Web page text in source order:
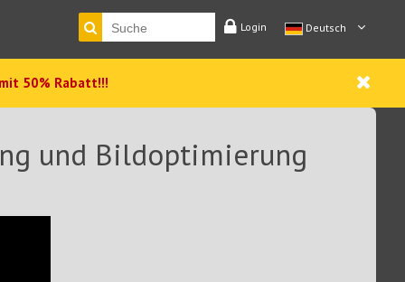
Login Deutsch
50% Rabatt!!!
und Bildoptimierung